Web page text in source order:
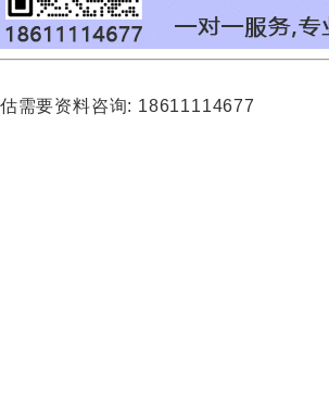
需要资料咨询: 18611114677